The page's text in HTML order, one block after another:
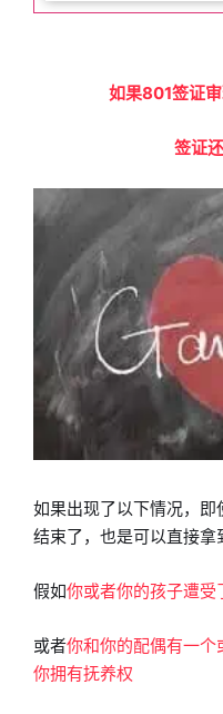
如果801签证
签证
如果出现了以下情况，即
结束了，也是可以直接拿
假如你或者你的孩子遭受
或者你和你的配偶有一个
你拥有抚养权